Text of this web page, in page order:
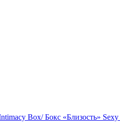
Box/ Бокс «Близость»